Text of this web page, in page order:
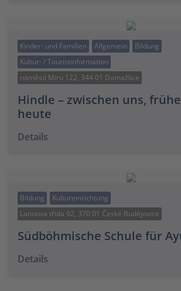
Kinder- und Familien Allgemein
Bildung
Kultur- / Touristinformation
náměstí Míru 122, 344 01 Domažlice
Hindle – zwischen uns,
heute
Details
Bildung
Kultureinrichtung
Lannova třída 92, 370 01 České Budějovice
Südböhmische Schule für
Details